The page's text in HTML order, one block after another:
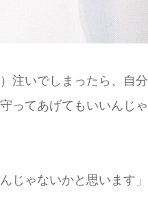
注いでしまったら、自分
ってあげてもいいんじゃ
じゃないかと思います」